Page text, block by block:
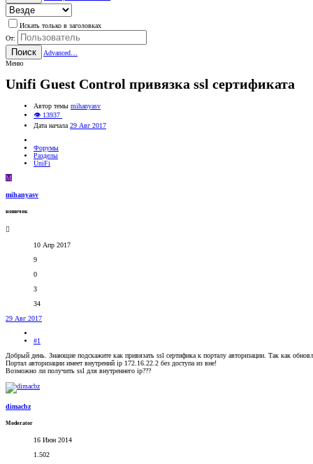
Искать только в заголовках
От:
Поиск
Advanced…
Меню
Unifi Guest Control привязка ssl сертификата
Автор темы mihanyasv
👁 13937
Дата начала 29 Авг 2017
Форумы
Разделы
UniFi
M
mihanyasv
новичок
10 Апр 2017
9
0
3
34
29 Авг 2017
#1
Добрый день. Знающие подскажите как привязать ssl сертифика к порталу авторизации. Так как
Портал авторизации имеет внутрений ip 172.16.22.2 без доступа из вне!
Возможно ли получить ssl для внутреннего ip???
dimacbz
Moderator
16 Июн 2014
1.502